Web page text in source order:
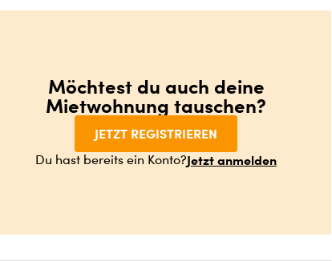
Möchtest du auch deine
Mietwohnung tauschen?
JETZT REGISTRIEREN
Du hast bereits ein Konto?Jetzt anmelden